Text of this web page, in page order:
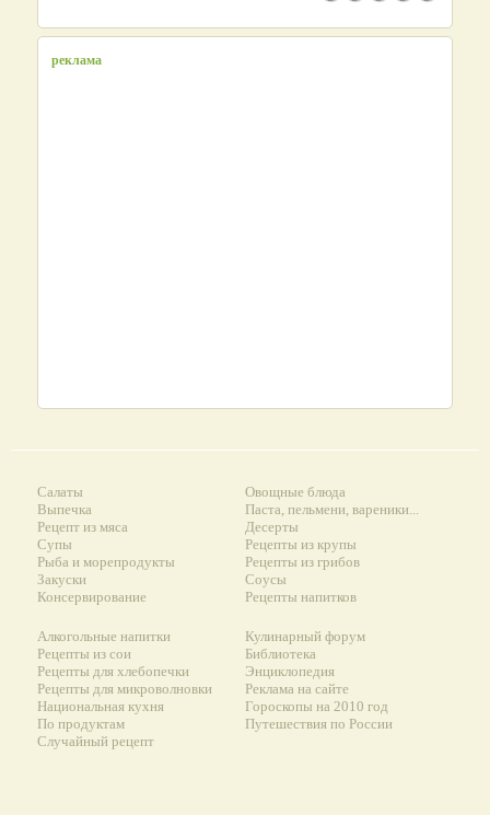
реклама
Салаты
Выпечка
Рецепт из мяса
Супы
Рыба и морепродукты
Закуски
Консервирование
Овощные блюда
Паста, пельмени, вареники...
Десерты
Рецепты из крупы
Рецепты из грибов
Соусы
Рецепты напитков
Алкогольные напитки
Рецепты из сои
Рецепты для хлебопечки
Рецепты для микроволновки
Национальная кухня
По продуктам
Случайный рецепт
Кулинарный форум
Библиотека
Энциклопедия
Реклама на сайте
Гороскопы на 2010 год
Путешествия по России